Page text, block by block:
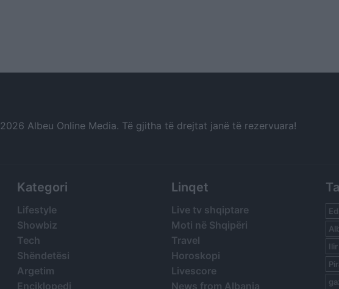
2026 Albeu Online Media. Të gjitha të drejtat janë të rezervuara!
Kategori
Lifestyle
Showbiz
Tech
Shëndetësi
Argetim
Enciklopedi
Linqet
Live tv shqiptare
Moti në Shqipëri
Travel
Horoskopi
Livescore
News from Albania